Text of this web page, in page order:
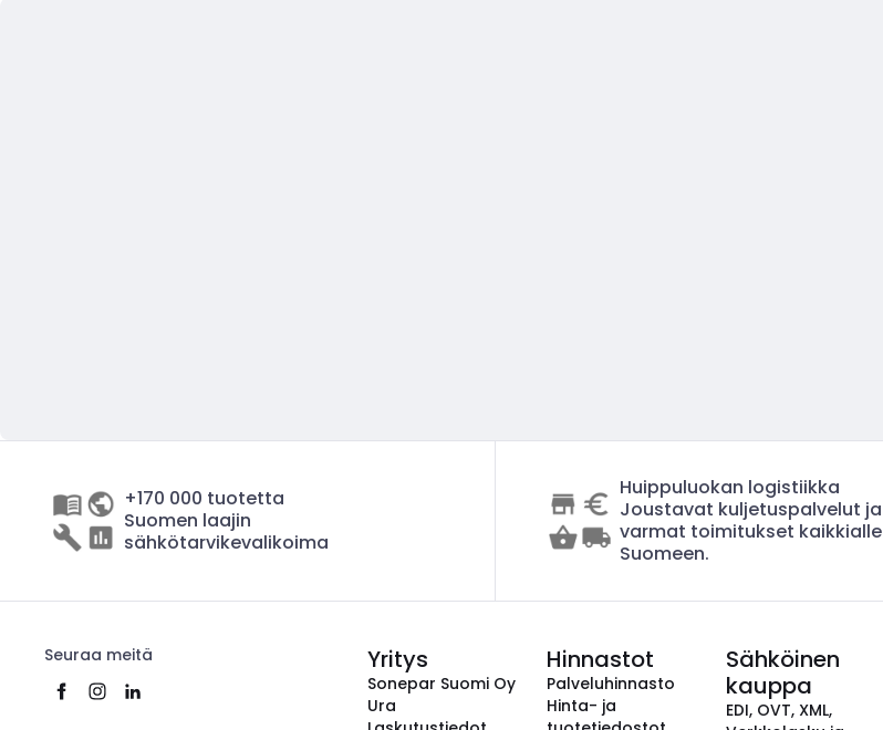
+170 000 tuotetta
Suomen laajin
sähkötarvikevalikoima
Huippuluokan logistiikka
Joustavat kuljetuspalvelut ja
varmat toimitukset kaikkialle
Suomeen.
Seuraa meitä Yritys
Sonepar Suomi Oy
Ura
Hinnastot
Palveluhinnasto
Hinta- ja
Sähköinen
kauppa
EDI, OVT, XML,